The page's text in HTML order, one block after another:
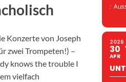
Konzerte von Joseph
zwei Trompeten!) –
knows the trouble I
vielfach
:
2026
30
APR